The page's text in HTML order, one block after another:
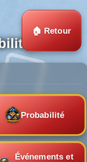
🏠 Retour
Probabilité
Événements et